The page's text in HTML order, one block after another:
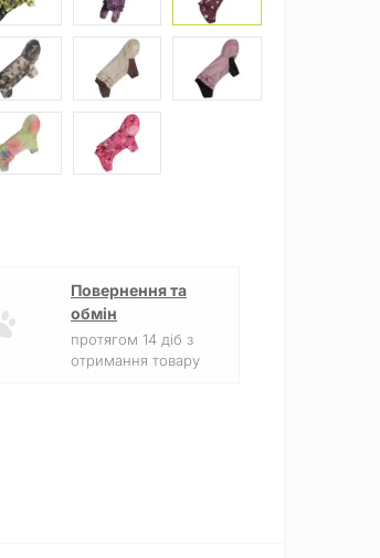
Повернення та
обмін
протягом 14 діб з
отримання товару